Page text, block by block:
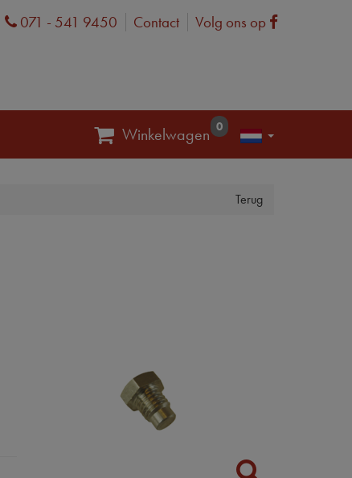
Phone
071 - 541 9450 Contact Volg ons op Facebook
Winkelwagen 0
Terug